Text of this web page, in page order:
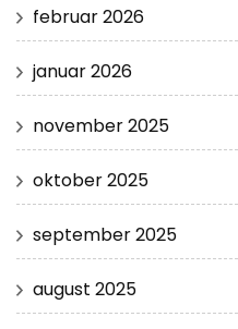
februar 2026
januar 2026
november 2025
oktober 2025
september 2025
august 2025